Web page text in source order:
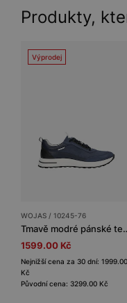
Produkty,
Výprodej
WOJAS / 10245-76
Tmavě modré
1599.00 Kč
Nejnižší cena za 30 dní: 1999.00
Kč
Původní cena: 3299.00 Kč